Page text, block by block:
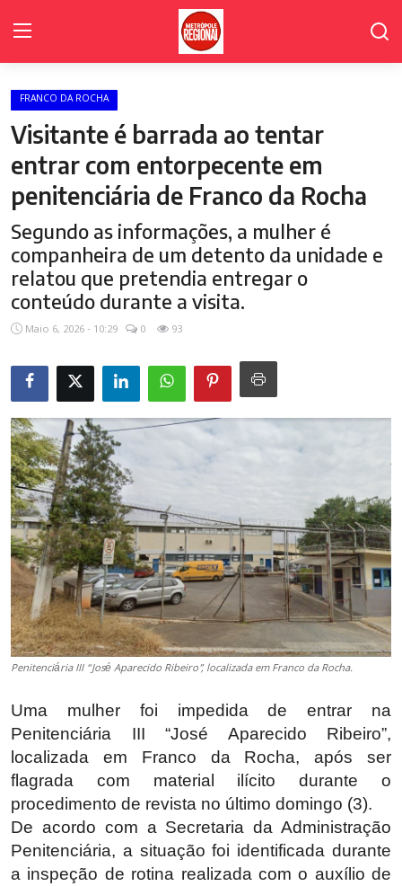
Home Page
Fale Conosco
Polícia
Política
Poder Legislativo de Cajamar
Cidades
FRANCO DA ROCHA
Visitante é barrada ao tentar
entrar com entorpecente em
penitenciária de Franco da Rocha
Segundo as informações, a mulher é
companheira de um detento da unidade e
relatou que pretendia entregar o
conteúdo durante a visita.
Maio 6, 2026 - 10:29 0 93
Penitenciária III “José Aparecido Ribeiro”, localizada em Franco da Rocha.
Uma mulher foi impedida de entrar na
Penitenciária III “José Aparecido Ribeiro”,
localizada em Franco da Rocha, após ser
flagrada com material ilícito durante o
procedimento de revista no último domingo (3).
De acordo com a Secretaria da Administração
Penitenciária, a situação foi identificada durante
a inspeção de rotina realizada com o auxílio de